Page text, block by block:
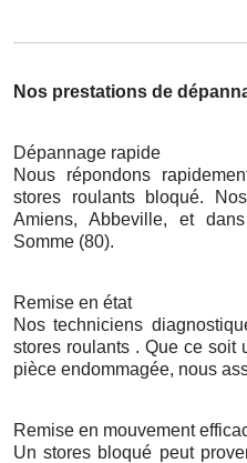
Nos prestations de
Dépannage rapide
Nous répondons
stores roulants bloqué.
Amiens, Abbeville, et
Somme (80).
Remise en état
Nos techniciens
stores roulants . Que ce soit
pièce endommagée, nous
Remise en mouvement
Un stores bloqué peut